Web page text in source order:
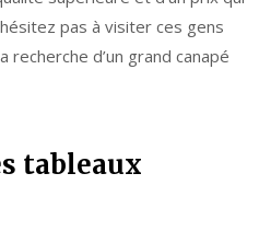
pas à visiter ces gens
d’un grand canapé
tableaux